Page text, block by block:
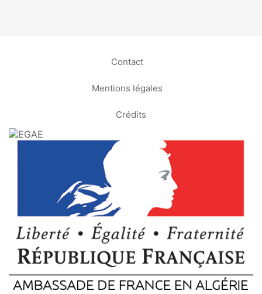
Contact
Mentions légales
Crédits